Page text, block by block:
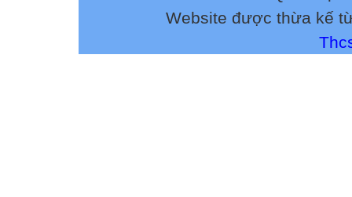
Website được thừa kế